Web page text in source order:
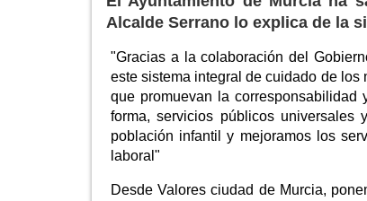
Alcalde Serrano lo explica de la
"Gracias a la colaboración del
este sistema integral de cuidado de
que promuevan la corresponsabilidad
forma, servicios públicos
población infantil y mejoramos los
laboral"
Desde Valores ciudad de Murcia,